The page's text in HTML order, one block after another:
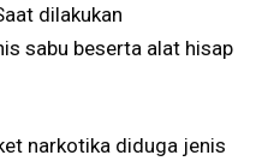
dilakukan
sabu beserta alat hisap
narkotika diduga jenis